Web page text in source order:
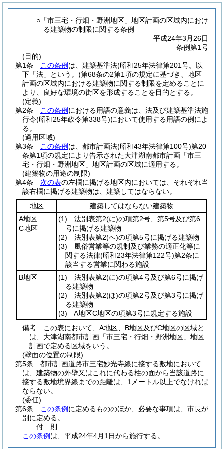
○「市三宅・行畑・野洲地区」地区計画の区域内におけ
る建築物の制限に関する条例
平成24年3月26日
条例第1号
(目的)
第1条
この条例 は、建築基準法(昭和25年法律第201号。以
下「法」という。)第68条の2第1項の規定に基づき、地区
計画の区域内における建築物に関する制限を定めることに
より、良好な環境の街区を形成することを目的とする。
(定義)
第2条
この条例 における用語の意義は、法及び建築基準法施
行令(昭和25年政令第338号)において使用する用語の例によ
る。
(適用区域)
第3条
この条例 は、都市計画法(昭和43年法律第100号)第20
条第1項の規定により告示された大津湖南都市計画「市三
宅・行畑・野洲地区」地区計画の区域に適用する。
(建築物の用途の制限)
第4条
次の表の左欄に掲げる地区内においては、それぞれ当
該右欄に掲げる建築物は、建築してはならない。
地区
建築してはならない建築物
A地区
C地区
(1) 法別表第2(に)の項第2号、第5号及び第6
号に掲げる建築物
(2) 法別表第2(へ)の項第5号に掲げる建築物
(3) 風俗営業等の規制及び業務の適正化等に
関する法律(昭和23年法律第122号)第2条に
該当する営業に関わる施設
B地区
(1) 法別表第2(に)の項第4号及び第6号に掲げ
る建築物
(2) 法別表第2(ほ)の項第2号及び第3号に掲げ
る建築物
(3) A地区C地区の項第3号に規定する施設
備考 この表において、A地区、B地区及びC地区の区域と
は、大津湖南都市計画「市三宅・行畑・野洲地区」地区
計画で定める区域をいう。
(壁面の位置の制限)
第5条
都市計画道路市三宅妙光寺線に接する敷地において
は、建築物の外壁又はこれに代わる柱の面から当該道路に
接する敷地境界線までの距離は、1メートル以上でなければ
ならない。
(委任)
第6条
この条例 に定めるもののほか、必要な事項は、市長が
別に定める。
付 則
この条例 は、平成24年4月1日から施行する。